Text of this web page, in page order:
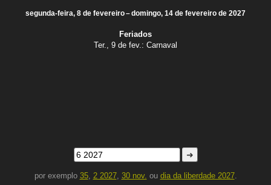
segunda-feira, 8 de fevereiro – domingo, 14 de fevereiro de 2027
Feriados
Ter., 9 de fev.: Carnaval
➜
por exemplo 35, 2 2027, 30 nov. ou dia da liberdade 2027.